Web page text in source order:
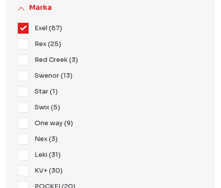
Marka
Exel 87
Rex 25
Red Creek 3
Swenor 13
Star 1
Swix 5
One way 9
Nex 3
Leki 31
KV+ 30
POCKEI 20